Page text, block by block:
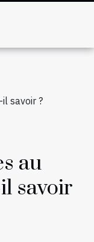
savoir ?
au
savoir